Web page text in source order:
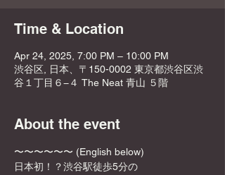
Time & Location
Apr 24, 2025, 7:00 PM – 10:00 PM
渋谷区, 日本、〒150-0002 東京都渋谷区渋
谷１丁目６−４ The Neat 青山 ５階
About the event
〜〜〜〜〜〜 (English below)
日本初！？渋谷駅徒歩5分の